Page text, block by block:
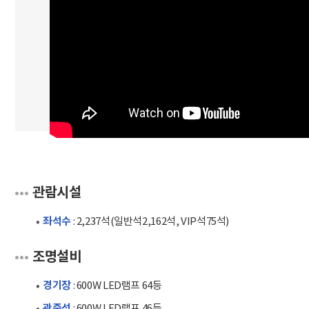
관람시설
좌석수: 2,237석(일반석2,162석, VIP석75석)
조명설비
경기장: 600W LED램프 64등